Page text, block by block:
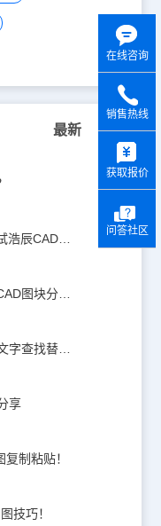
最新
CAD测量结果如何批量导出？试试浩辰CAD看图王！
CAD看图软件中如何分解图块？CAD图块分解详解！
浩辰CAD看图王：超实用的CAD文字查找替换技巧分享！
享
制粘贴！
技巧！
在线咨询
销售热线
获取报价
问答社区